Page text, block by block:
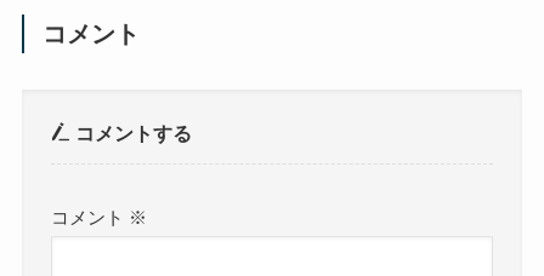
コメント
コメントする
コメント ※